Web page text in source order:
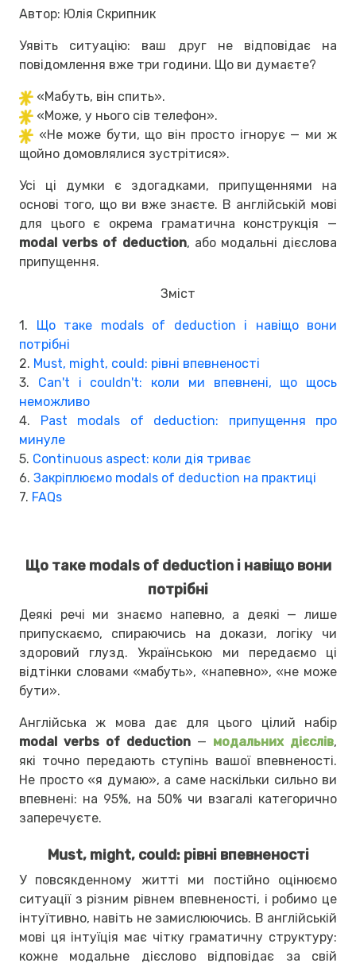
Автор: Юлія Скрипник
Уявіть ситуацію: ваш друг не відповідає на
повідомлення вже три години. Що ви думаєте?
«Мабуть, він спить».
«Може, у нього сів телефон».
«Не може бути, що він просто ігнорує — ми ж
щойно домовлялися зустрітися».
Усі ці думки є здогадками, припущеннями на
основі того, що ви вже знаєте. В англійській мові
для цього є окрема граматична конструкція —
modal verbs of deduction, або модальні дієслова
припущення.
Зміст
1.
Що таке modals of deduction і навіщо вони
потрібні
2. Must, might, could: рівні впевненості
3. Can't і couldn't: коли ми впевнені, що щось
неможливо
4.
Past modals of deduction: припущення про
минуле
5. Continuous aspect: коли дія триває
6. Закріплюємо modals of deduction на практиці
7. FAQs
Що таке modals of deduction і навіщо вони
потрібні
Деякі речі ми знаємо напевно, а деякі — лише
припускаємо, спираючись на докази, логіку чи
здоровий глузд. Українською ми передаємо ці
відтінки словами «мабуть», «напевно», «не може
бути».
Англійська ж мова дає для цього цілий набір
modal verbs of deduction — модальних дієслів,
які точно передають ступінь вашої впевненості.
Не просто «я думаю», а саме наскільки сильно ви
впевнені: на 95%, на 50% чи взагалі категорично
заперечуєте.
Must, might, could: рівні впевненості
У повсякденному житті ми постійно оцінюємо
ситуації з різним рівнем впевненості, і робимо це
інтуїтивно, навіть не замислюючись. В англійській
мові ця інтуїція має чітку граматичну структуру:
кожне модальне дієслово відповідає за свій